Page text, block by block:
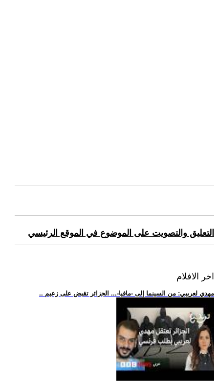
التعليق والتصويت على الموضوع في الموقع الرئيسي
اخر الافلام
.. مهدي لعريبي: من السينما إلى -مافيا-... الجزائر تقبض على زعيم